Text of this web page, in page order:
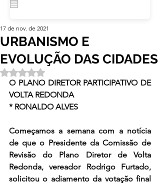
URBANISMO E
EVOLUÇÃO DAS CIDADES
17 de nov. de 2021
Avaliado com NaN de 5 estrelas.
O PLANO DIRETOR PARTICIPATIVO DE
VOLTA REDONDA
* RONALDO ALVES
Começamos a semana com a notícia
de que o Presidente da Comissão de
Revisão do Plano Diretor de Volta
Redonda, vereador Rodrigo Furtado,
solicitou o adiamento da votação final